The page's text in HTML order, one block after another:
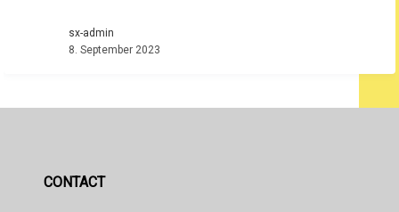
sx-admin
8. September 2023
CONTACT